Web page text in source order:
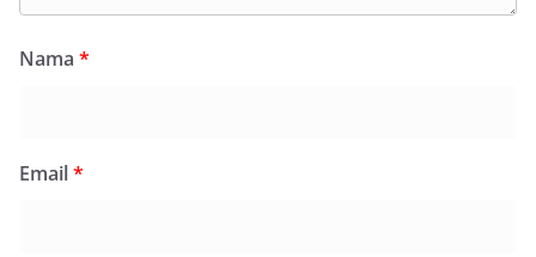
Nama *
Email*